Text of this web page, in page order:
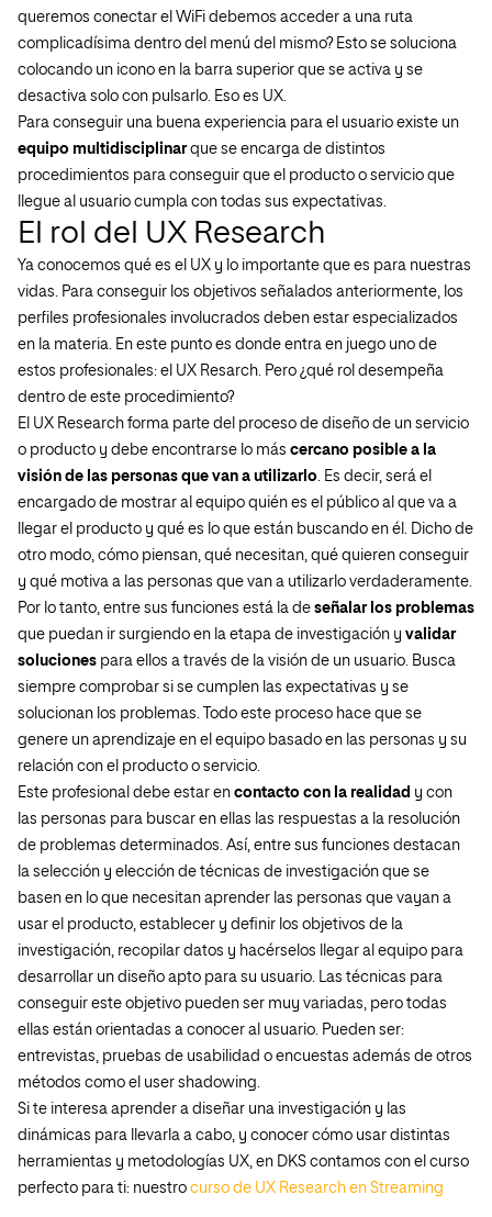
queremos conectar el WiFi debemos acceder a una ruta
complicadísima dentro del menú del mismo? Esto se soluciona
colocando un icono en la barra superior que se activa y se
desactiva solo con pulsarlo. Eso es UX.
Para conseguir una buena experiencia para el usuario existe un
equipo multidisciplinarque se encarga de distintos
procedimientos para conseguir que el producto o servicio que
llegue al usuario cumpla con todas sus expectativas.
El rol del UX Research
Ya conocemos qué es el UX y lo importante que es para nuestras
vidas. Para conseguir los objetivos señalados anteriormente, los
perfiles profesionales involucrados deben estar especializados
en la materia. En este punto es donde entra en juego uno de
estos profesionales: el UX Resarch. Pero ¿qué rol desempeña
dentro de este procedimiento?
El UX Research forma parte del proceso de diseño de un servicio
o producto y debe encontrarse lo más cercano posible a la
visión de las personas que van a utilizarlo. Es decir, será el
encargado de mostrar al equipo quién es el público al que va a
llegar el producto y qué es lo que están buscando en él. Dicho de
otro modo, cómo piensan, qué necesitan, qué quieren conseguir
y qué motiva a las personas que van a utilizarlo verdaderamente.
Por lo tanto, entre sus funciones está la de señalar los problemas
que puedan ir surgiendo en la etapa de investigación y validar
soluciones para ellos a través de la visión de un usuario. Busca
siempre comprobar si se cumplen las expectativas y se
solucionan los problemas. Todo este proceso hace que se
genere un aprendizaje en el equipo basado en las personas y su
relación con el producto o servicio.
Este profesional debe estar en contacto con la realidad y con
las personas para buscar en ellas las respuestas a la resolución
de problemas determinados. Así, entre sus funciones destacan
la selección y elección de técnicas de investigación que se
basen en lo que necesitan aprender las personas que vayan a
usar el producto, establecer y definir los objetivos de la
investigación, recopilar datos y hacérselos llegar al equipo para
desarrollar un diseño apto para su usuario. Las técnicas para
conseguir este objetivo pueden ser muy variadas, pero todas
ellas están orientadas a conocer al usuario. Pueden ser:
entrevistas, pruebas de usabilidad o encuestas además de otros
métodos como el user shadowing.
Si te interesa aprender a diseñar una investigación y las
dinámicas para llevarla a cabo, y conocer cómo usar distintas
herramientas y metodologías UX, en DKS contamos con el curso
perfecto para ti: nuestro curso de UX Research en Streaming